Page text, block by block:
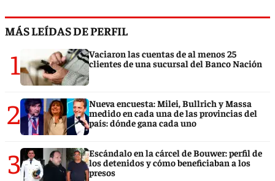
MÁS LEÍDAS DE PERFIL
1
Vaciaron las cuentas de al menos 25
clientes de una sucursal del Banco Nación
2
Nueva encuesta: Milei, Bullrich y Massa
medido en cada una de las provincias del
país: dónde gana cada uno
3
Escándalo en la cárcel de Bouwer: perfil de
los detenidos y cómo beneficiaban a los
presos